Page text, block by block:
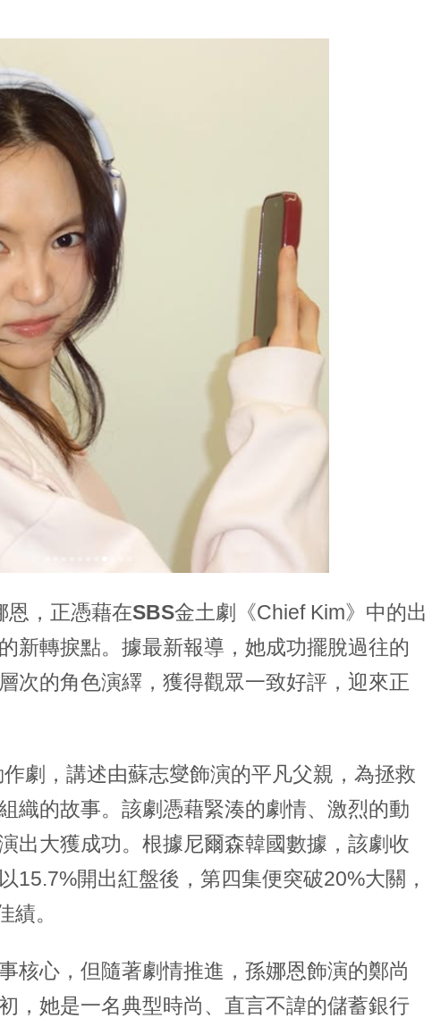
恩 ，正憑藉在SBS金土劇《Chief Kim》中的出
新轉捩點。據最新報導，她成功擺脫過往的
次的角色演繹，獲得觀眾一致好評，迎來正
作劇，講述由蘇志燮飾演的平凡父親，為拯救
織的故事。該劇憑藉緊湊的劇情、激烈的動
出大獲成功。根據尼爾森韓國數據，該劇收
15.7%開出紅盤後，第四集便突破20%大關，
績。
核心，但隨著劇情推進， 孫娜恩飾演的鄭尚
，她是一名典型時尚、直言不諱的儲蓄銀行